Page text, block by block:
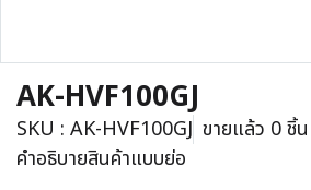
AK-HVF100GJ
SKU : AK-HVF100GJ ขายแล้ว 0 ชิ้น
คำอธิบายสินค้าแบบย่อ